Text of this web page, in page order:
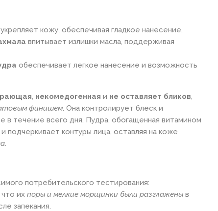
кожу, обеспечивая гладкое нанесение.
впитывает излишки масла, поддерживая
обеспечивает легкое нанесение и возможность
, некомедогенная и не оставляет бликов,
финишем. Она контролирует блеск и
в течение всего дня. Пудра, обогащенная витамином
подчеркивает контуры лица, оставляя на коже
.
потребительского тестирования:
что их поры и мелкие морщинки были разглажены в
запекания.